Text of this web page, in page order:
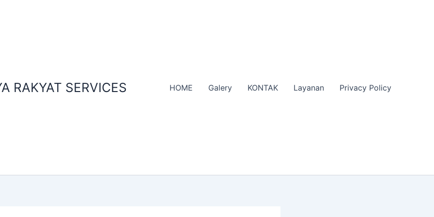
RAKYAT SERVICES HOME Galery KONTAK Layanan Privacy Policy